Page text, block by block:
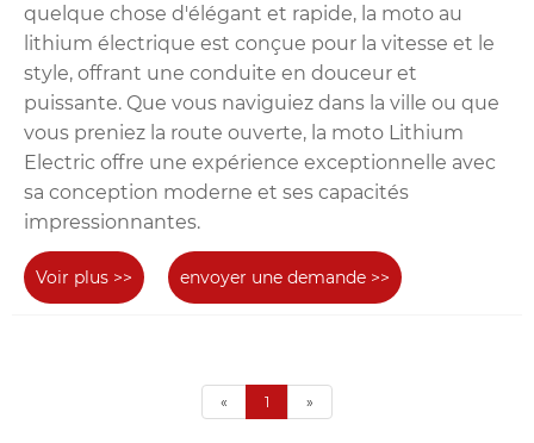
quelque chose d'élégant et rapide, la moto au
lithium électrique est conçue pour la vitesse et le
style, offrant une conduite en douceur et
puissante. Que vous naviguiez dans la ville ou que
vous preniez la route ouverte, la moto Lithium
Electric offre une expérience exceptionnelle avec
sa conception moderne et ses capacités
impressionnantes.
Voir plus >> envoyer une demande >>
« 1 »